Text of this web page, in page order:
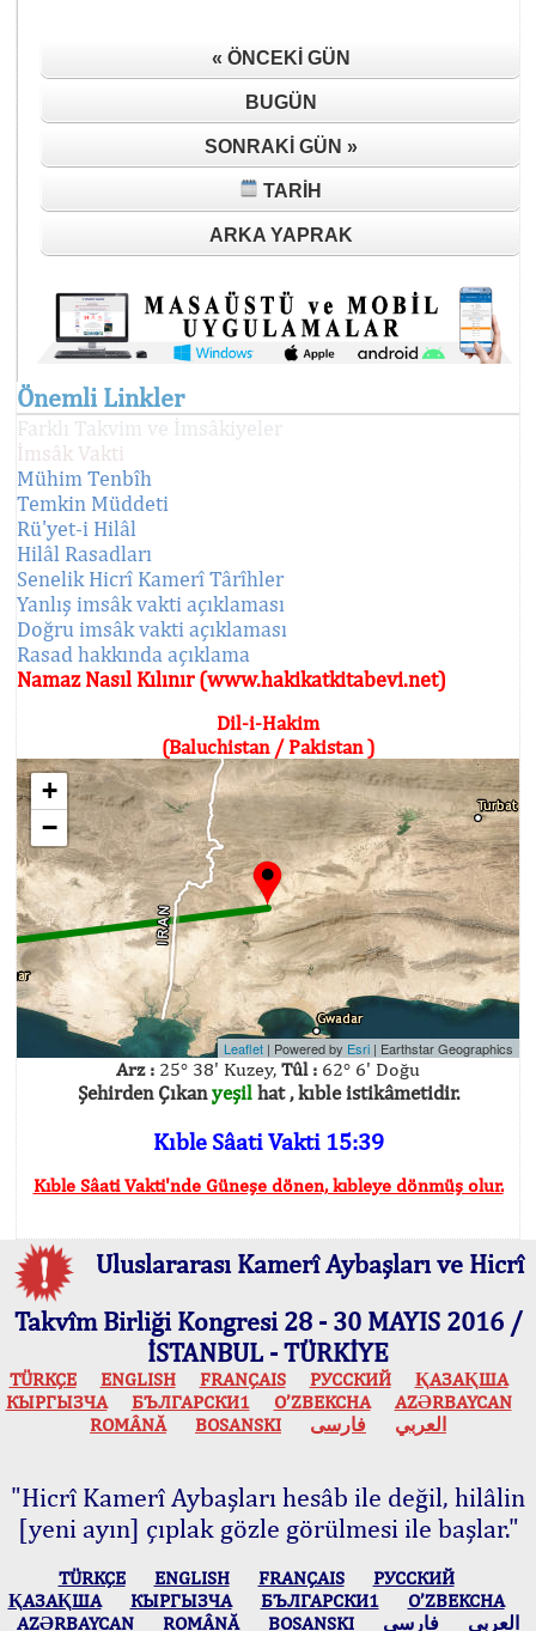
« ÖNCEKI GÜN
BUGÜN
SONRAKI GÜN »
TARIH
ARKA YAPRAK
Önemli Linkler
Farklı Takvim ve İmsâkiyeler
İmsâk Vakti
Mühim Tenbîh
Temkin Müddeti
Rü'yet-i Hilâl
Hilâl Rasadları
Senelik Hicrî Kamerî Târîhler
Yanlış imsâk vakti açıklaması
Doğru imsâk vakti açıklaması
Rasad hakkında açıklama
Namaz Nasıl Kılınır (www.hakikatkitabevi.net)
Dil-i-Hakim
(Baluchistan / Pakistan )
+
−
Leaflet | Powered by Esri | Earthstar Geographics
Arz : 25° 38' Kuzey, Tûl : 62° 6' Doğu
Şehirden Çıkanyeşilhat , kıble istikâmetidir.
Kıble Sâati Vakti 15:39
Kıble Sâati Vakti'nde Güneşe dönen, kıbleye dönmüş olur.
Uluslararası Kamerî Aybaşları ve Hicrî
Takvîm Birliği Kongresi 28 - 30 MAYIS 2016 /
İSTANBUL - TÜRKİYE
TÜRKÇE ENGLISH FRANÇAIS РУССКИЙ
ҚАЗАҚША
КЫPГЫЗЧA
БЪЛГАРСКИ1 O’ZBEKCHA
AZӘRBAYCAN
ROMÂNĂ
BOSANSKI العربي فارسی
"Hicrî Kamerî Aybaşları hesâb ile değil, hilâlin
[yeni ayın] çıplak gözle görülmesi ile başlar."
TÜRKÇE ENGLISH FRANÇAIS
РУССКИЙ
ҚАЗАҚША
КЫPГЫЗЧA БЪЛГАРСКИ1
O’ZBEKCHA
AZӘRBAYCAN
ROMÂNĂ BOSANSKI العربي فارسی